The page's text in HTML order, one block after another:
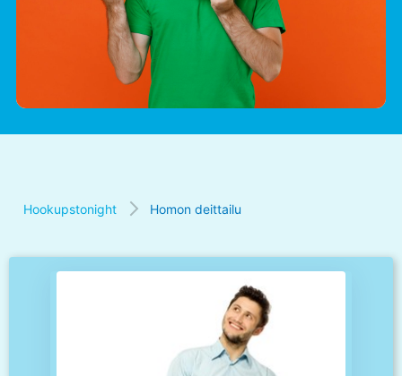
Hookupstonight Homon deittailu